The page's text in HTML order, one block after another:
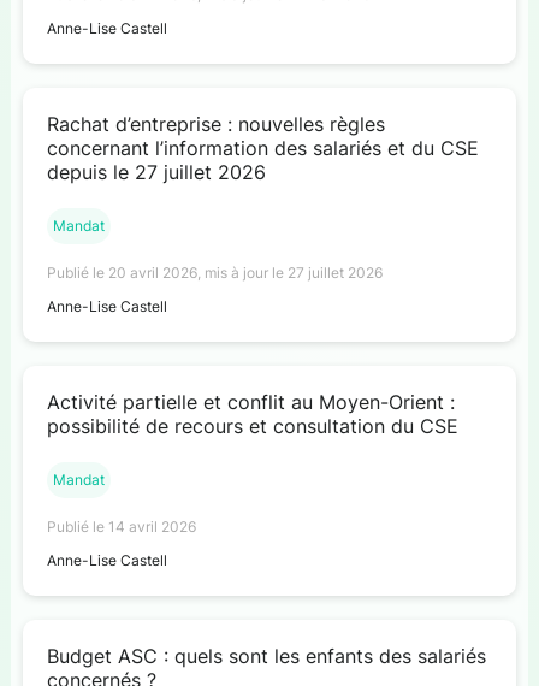
Anne-Lise Castell
Rachat d’entreprise : nouvelles règles
concernant l’information des salariés et du CSE
depuis le 27 juillet 2026
Mandat
Publié le 20 avril 2026, mis à jour le 27 juillet 2026
Anne-Lise Castell
Activité partielle et conflit au Moyen-Orient :
possibilité de recours et consultation du CSE
Mandat
Publié le 14 avril 2026
Anne-Lise Castell
Budget ASC : quels sont les enfants des salariés
concernés ?